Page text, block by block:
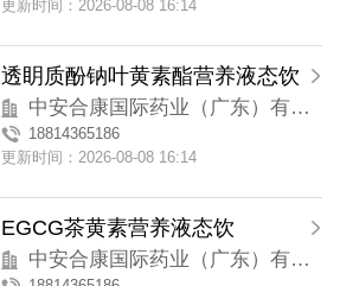
更新时间：2026-08-08 16:14
透眀质酚钠叶黄素酯营养液态饮
中安合康国际药业（广东）有限公司
18814365186
更新时间：2026-08-08 16:14
EGCG茶黄素营养液态饮
中安合康国际药业（广东）有限公司